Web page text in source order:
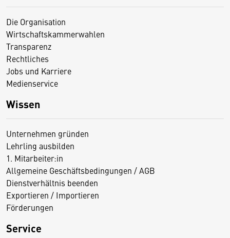
Die Organisation
Wirtschaftskammerwahlen
Transparenz
Rechtliches
Jobs und Karriere
Medienservice
Wissen
Unternehmen gründen
Lehrling ausbilden
1. Mitarbeiter:in
Allgemeine Geschäftsbedingungen / AGB
Dienstverhältnis beenden
Exportieren / Importieren
Förderungen
Service